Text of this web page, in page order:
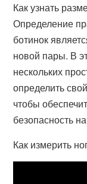
Как узнать
Определение
ботинок
новой пары. В
нескольких
определить
чтобы
безопасность
Как измерить